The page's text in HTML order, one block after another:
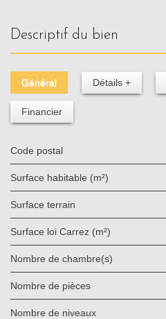
descriptif du bien
Général Détails +
Financier
Code postal
Surface habitable (m²)
surface terrain
Surface loi Carrez (m²)
Nombre de chambre(s)
Nombre de pièces
Nombre de niveaux